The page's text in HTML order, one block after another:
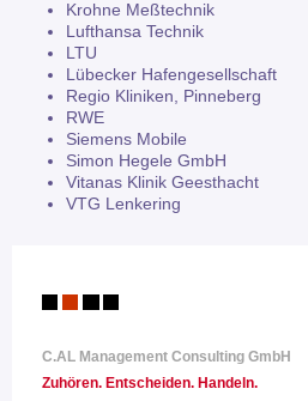
Krohne Meßtechnik
Lufthansa Technik
LTU
Lübecker Hafengesellschaft
Regio Kliniken, Pinneberg
RWE
Siemens Mobile
Simon Hegele GmbH
Vitanas Klinik Geesthacht
VTG Lenkering
C.AL Management Consulting GmbH
Zuhören. Entscheiden. Handeln.